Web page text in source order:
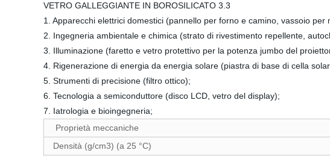
VETRO GALLEGGIANTE IN BOROSILICATO 3.3
1. Apparecchi elettrici domestici (pannello per forno e camino, vassoio per
2. Ingegneria ambientale e chimica (strato di rivestimento repellente,
3. Illuminazione (faretto e vetro protettivo per la potenza jumbo del
4. Rigenerazione di energia da energia solare (piastra di base di cella
5. Strumenti di precisione (filtro ottico);
6. Tecnologia a semiconduttore (disco LCD, vetro del display);
7. Iatrologia e bioingegneria;
Proprietà meccaniche
Densità (g/cm3) (a 25 °C)